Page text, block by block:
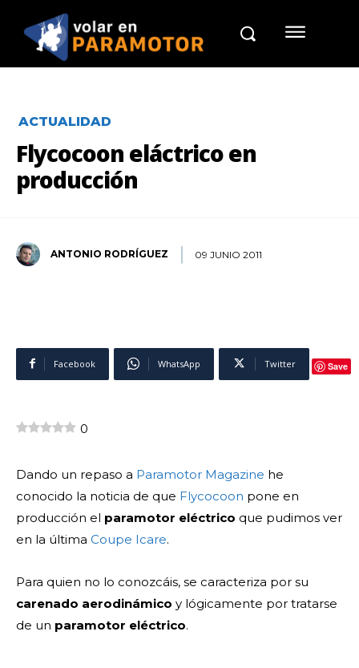
ACTUALIDAD
Flycocoon eláctrico en
producción
ANTONIO RODRÍGUEZ 09 JUNIO 2011
Facebook WhatsApp Twitter Save
0
Dando un repaso a Paramotor Magazine he
conocido la noticia de que Flycocoon pone en
producción el paramotor eléctrico que pudimos ver
en la última Coupe Icare.
Para quien no lo conozcáis, se caracteriza por su
carenado aerodinámico y lógicamente por tratarse
de un paramotor eléctrico.